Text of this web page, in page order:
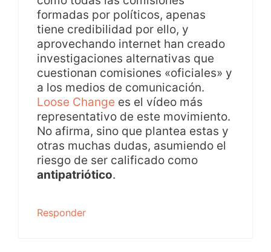
formadas por políticos, apenas
tiene credibilidad por ello, y
aprovechando internet han creado
investigaciones alternativas que
cuestionan comisiones «oficiales» y
a los medios de comunicación.
Loose Change es el vídeo más
representativo de este movimiento.
No afirma, sino que plantea estas y
otras muchas dudas, asumiendo el
riesgo de ser calificado como
antipatriótico.
Responder